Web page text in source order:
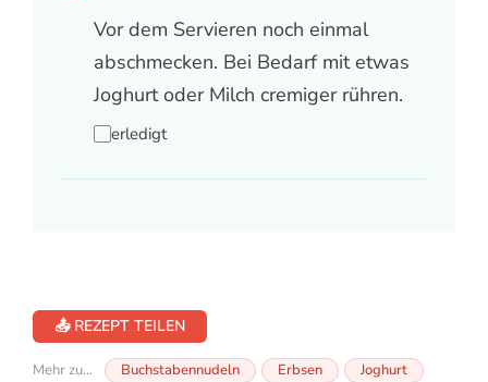
Vor dem Servieren noch einmal
abschmecken. Bei Bedarf mit etwas
Joghurt oder Milch cremiger rühren.
erledigt
📤 REZEPT TEILEN
Mehr zu... Buchstabennudeln Erbsen
Joghurt